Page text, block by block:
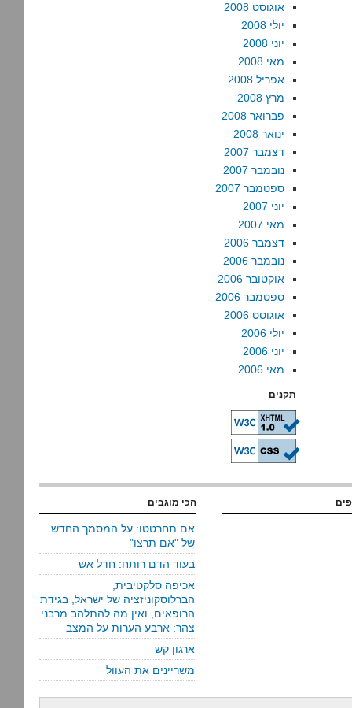
אוגוסט 2008
יולי 2008
יוני 2008
מאי 2008
אפריל 2008
מרץ 2008
פברואר 2008
ינואר 2008
דצמבר 2007
נובמבר 2007
ספטמבר 2007
יוני 2007
מאי 2007
דצמבר 2006
נובמבר 2006
אוקטובר 2006
ספטמבר 2006
אוגוסט 2006
יולי 2006
יוני 2006
מאי 2006
תקנים
הכי מוגבים
אם תחרטטו: על המסמך החדש
של "אם תרצו"
בעוד הדם רותח: חדל אש
אכיפה סלקטיבית,
הברלוסקוניזציה של ישראל, בגידת
הרופאים, ואין מה להתלהב מרבני
צהר: ארבע הערות על המצב
ארגון קש
משריינים את העוול